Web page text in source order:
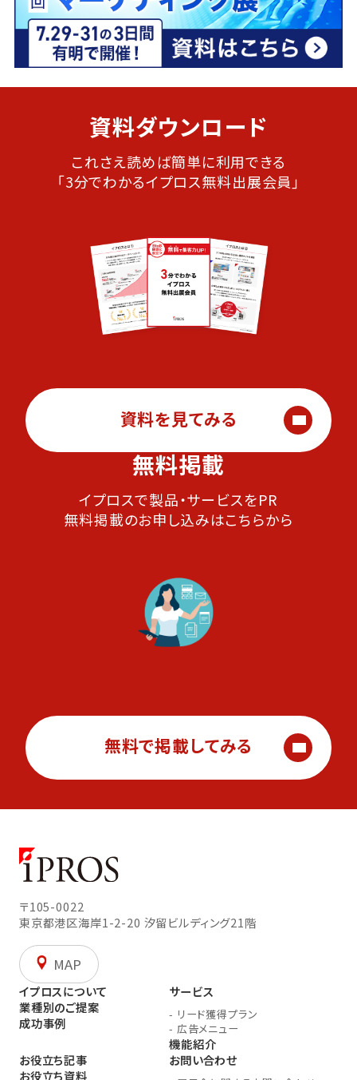
資料ダウンロード
これさえ読めば簡単に利用できる
「3分でわかるイプロス無料出展会員」
資料を見てみる
無料掲載
イプロスで製品・サービスをPR
無料掲載のお申し込みはこちらから
無料で掲載してみる
〒105-0022
東京都港区海岸1-2-20 汐留ビルディング21階
MAP
イプロスについて
業種別のご提案
成功事例
サービス
- リード獲得プラン
- 広告メニュー
機能紹介
お役立ち記事
お役立ち資料
お問い合わせ